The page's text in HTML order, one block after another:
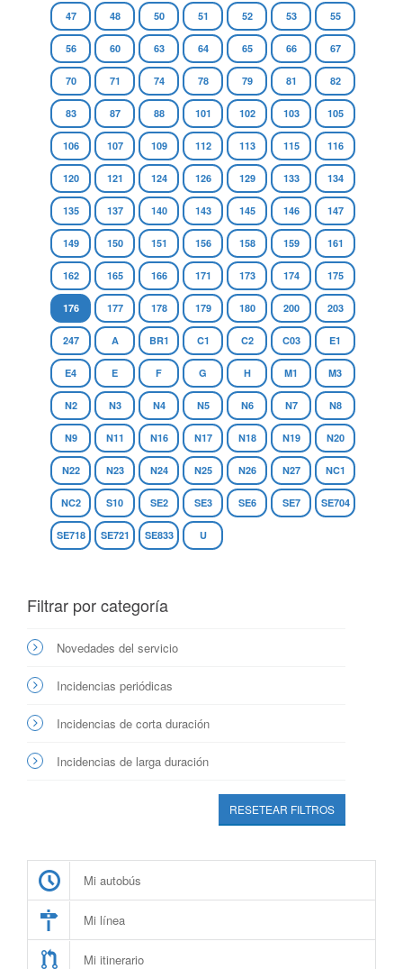
47 48 50 51 52 53 55
56 60 63 64 65 66 67
70 71 74 78 79 81 82
83 87 88 101 102 103 105
106 107 109 112 113 115 116
120 121 124 126 129 133 134
135 137 140 143 145 146 147
149 150 151 156 158 159 161
162 165 166 171 173 174 175
176 177 178 179 180 200 203
247 A BR1 C1 C2 C03 E1
E4 E F G H M1 M3
N2 N3 N4 N5 N6 N7 N8
N9 N11 N16 N17 N18 N19 N20
N22 N23 N24 N25 N26 N27 NC1
NC2 S10 SE2 SE3 SE6 SE7 SE704
SE718 SE721 SE833 U
Filtrar por categoría
Novedades del servicio
Incidencias periódicas
Incidencias de corta duración
Incidencias de larga duración
RESETEAR FILTROS
Mi autobús
Mi línea
Mi itinerario